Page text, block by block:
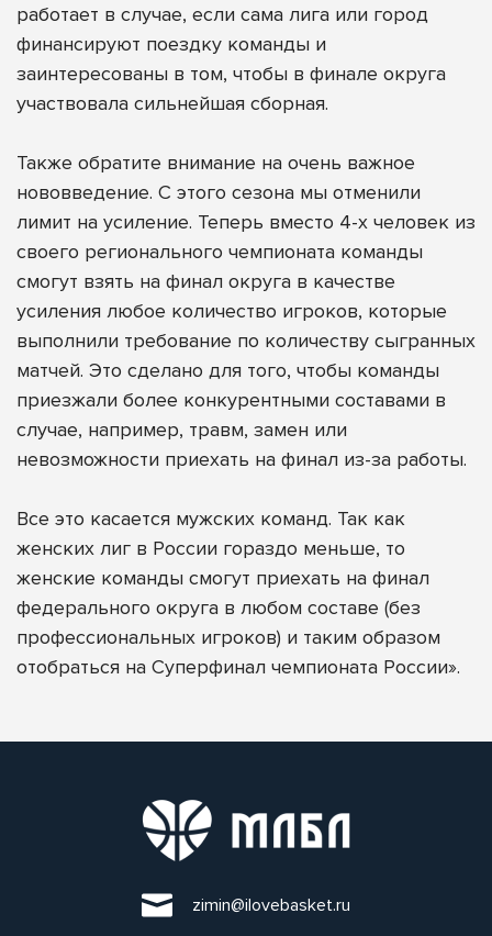
работает в случае, если сама лига или город
финансируют поездку команды и
заинтересованы в том, чтобы в финале округа
участвовала сильнейшая сборная.
Также обратите внимание на очень важное
нововведение. С этого сезона мы отменили
лимит на усиление. Теперь вместо 4-х человек из
своего регионального чемпионата команды
смогут взять на финал округа в качестве
усиления любое количество игроков, которые
выполнили требование по количеству сыгранных
матчей. Это сделано для того, чтобы команды
приезжали более конкурентными составами в
случае, например, травм, замен или
невозможности приехать на финал из-за работы.
Все это касается мужских команд. Так как
женских лиг в России гораздо меньше, то
женские команды смогут приехать на финал
федерального округа в любом составе (без
профессиональных игроков) и таким образом
отобраться на Суперфинал чемпионата России».
zimin@ilovebasket.ru